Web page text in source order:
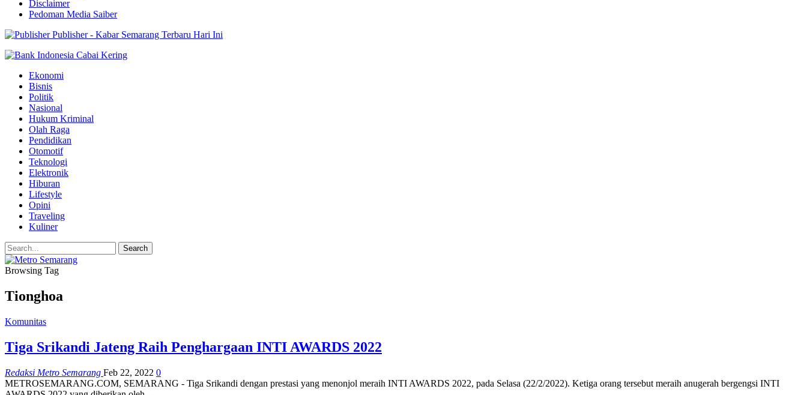
Disclaimer
Pedoman Media Saiber
Publisher - Kabar Semarang Terbaru Hari Ini
Ekonomi
Bisnis
Politik
Nasional
Hukum Kriminal
Olah Raga
Pendidikan
Otomotif
Teknologi
Elektronik
Hiburan
Lifestyle
Opini
Traveling
Kuliner
Browsing Tag
Tionghoa
Komunitas
Tiga Srikandi Jateng Raih Penghargaan INTI AWARDS 2022
Redaksi Metro Semarang Feb 22, 2022 0
METROSEMARANG.COM, SEMARANG - Tiga Srikandi dengan prestasi yang menonjol meraih INTI AWARDS 2022, pada Selasa (22/2/2022). Ketiga orang tersebut meraih anugerah bergengsi INTI